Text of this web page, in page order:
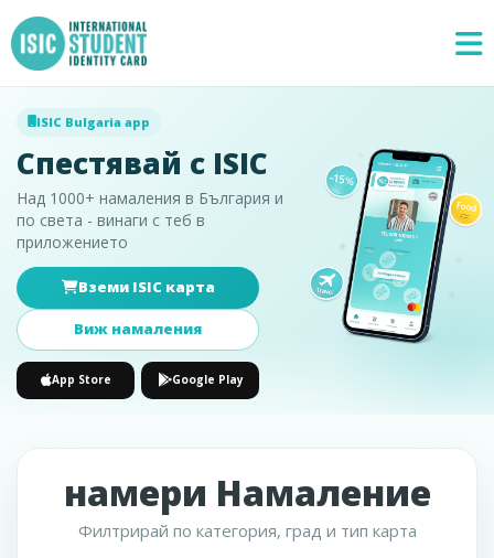
ISIC Bulgaria app
Спестявай с ISIC
Над 1000+ намаления в България и
по света - винаги с теб в
приложението
Вземи ISIC карта
Виж намаления
App Store Google Play
Специални
предложения ×
намери Намаление
Филтрирай по категория, град и тип карта